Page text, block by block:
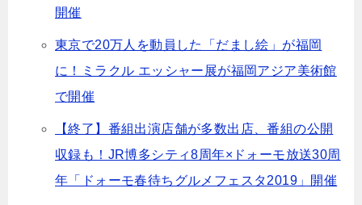
開催
東京で20万人を動員した「だまし絵」が福岡
に！ミラクル エッシャー展が福岡アジア美術館
で開催
【終了】番組出演店舗が多数出店、番組の公開
収録も！JR博多シティ8周年×ドォーモ放送30周
年「ドォーモ春待ちグルメフェスタ2019」開催